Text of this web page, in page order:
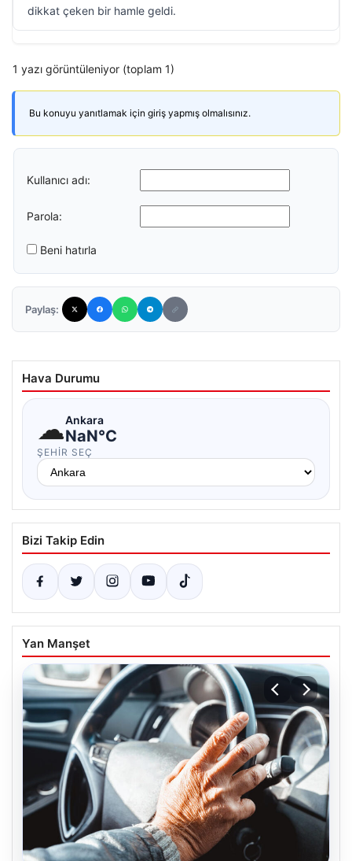
dikkat çeken bir hamle geldi.
1 yazı görüntüleniyor (toplam 1)
Bu konuyu yanıtlamak için giriş yapmış olmalısınız.
Kullanıcı adı:
Parola:
Beni hatırla
Paylaş:
Hava Durumu
☁Ankara
NaN°C
ŞEHIR SEÇ
Bizi Takip Edin
Yan Manşet